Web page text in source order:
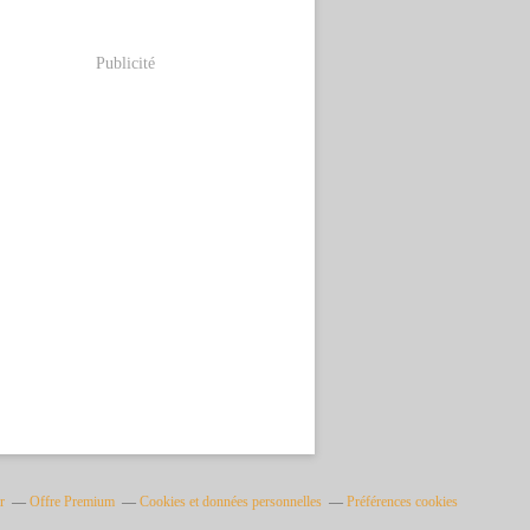
Publicité
Offre Premium Cookies et données personnelles Préférences cookies